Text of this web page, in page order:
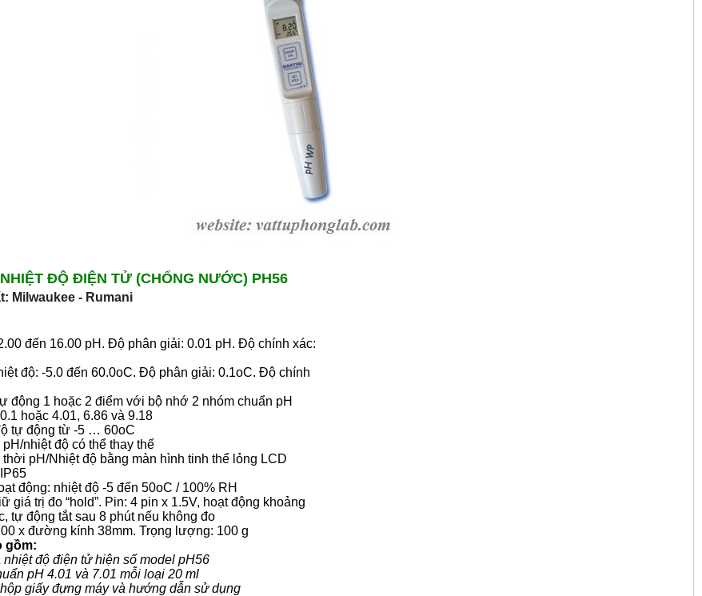
ĐỘ ĐIỆN TỬ (CHỐNG NƯỚC) PH56
Milwaukee - Rumani
đến 16.00 pH. Độ phân giải: 0.01 pH. Độ chính xác:
độ: -5.0 đến 60.0oC. Độ phân giải: 0.1oC. Độ chính
động 1 hoặc 2 điểm với bộ nhớ 2 nhóm chuẩn pH
hoặc 4.01, 6.86 và 9.18
tự động từ -5 … 60oC
nhiệt độ có thể thay thế
pH/Nhiệt độ bằng màn hình tinh thể lỏng LCD
động: nhiệt độ -5 đến 50oC / 100% RH
giá trị đo “hold”. Pin: 4 pin x 1.5V, hoạt động khoảng
tự động tắt sau 8 phút nếu không đo
x đường kính 38mm. Trọng lượng: 100 g
gồm:
nhiệt độ điện tử hiện số model pH56
pH 4.01 và 7.01 mỗi loại 20 ml
giấy đựng máy và hướng dẫn sử dụng